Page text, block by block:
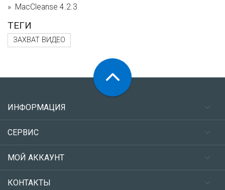
MacCleanse 4.2.3
ТЕГИ
ЗАХВАТ ВИДЕО
ИНФОРМАЦИЯ
СЕРВИС
МОЙ АККАУНТ
КОНТАКТЫ